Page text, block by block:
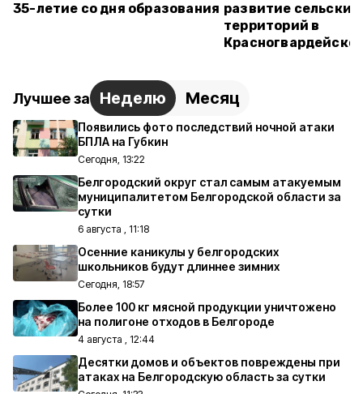
35-летие со дня образования развитие сельских
территорий в
Лучшее за Неделю Месяц
Появились фото последствий ночной атаки
БПЛА на Губкин
Сегодня, 13:22
Белгородский округ стал самым атакуемым
муниципалитетом Белгородской области за
сутки
6 августа , 11:18
Осенние каникулы у белгородских
школьников будут длиннее зимних
Сегодня, 18:57
Более 100 кг мясной продукции уничтожено
на полигоне отходов в Белгороде
4 августа , 12:44
Десятки домов и объектов повреждены при
атаках на Белгородскую область за сутки